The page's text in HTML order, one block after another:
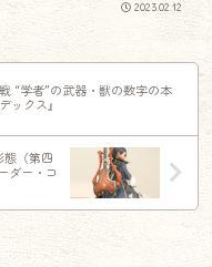
2023.02.12
“学者”の武器・獣の数字の本
ックス』
態（第四
ダー・コ